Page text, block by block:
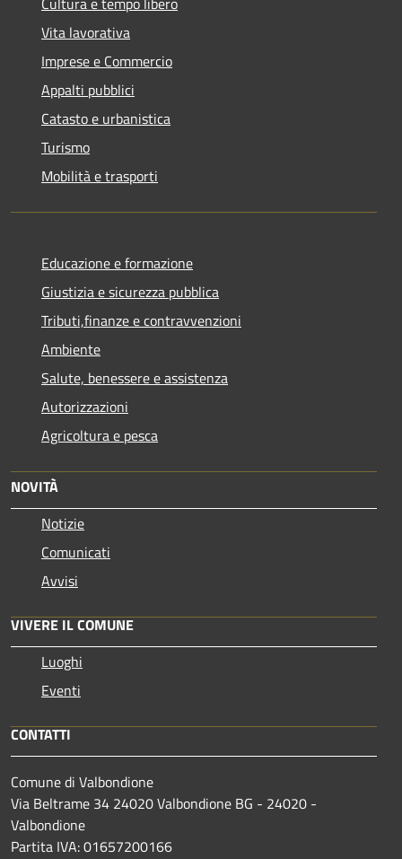
Vita lavorativa
Imprese e Commercio
Appalti pubblici
Catasto e urbanistica
Turismo
Mobilità e trasporti
Educazione e formazione
Giustizia e sicurezza pubblica
Tributi,finanze e contravvenzioni
Ambiente
Salute, benessere e assistenza
Autorizzazioni
Agricoltura e pesca
NOVITÀ
Notizie
Comunicati
Avvisi
VIVERE IL COMUNE
Luoghi
Eventi
CONTATTI
Comune di Valbondione
Via Beltrame 34 24020 Valbondione BG - 24020 -
Valbondione
Partita IVA: 01657200166